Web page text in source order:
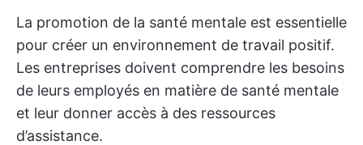
La promotion de la santé mentale est essentielle
pour créer un environnement de travail positif.
Les entreprises doivent comprendre les besoins
de leurs employés en matière de santé mentale
et leur donner accès à des ressources
d’assistance.